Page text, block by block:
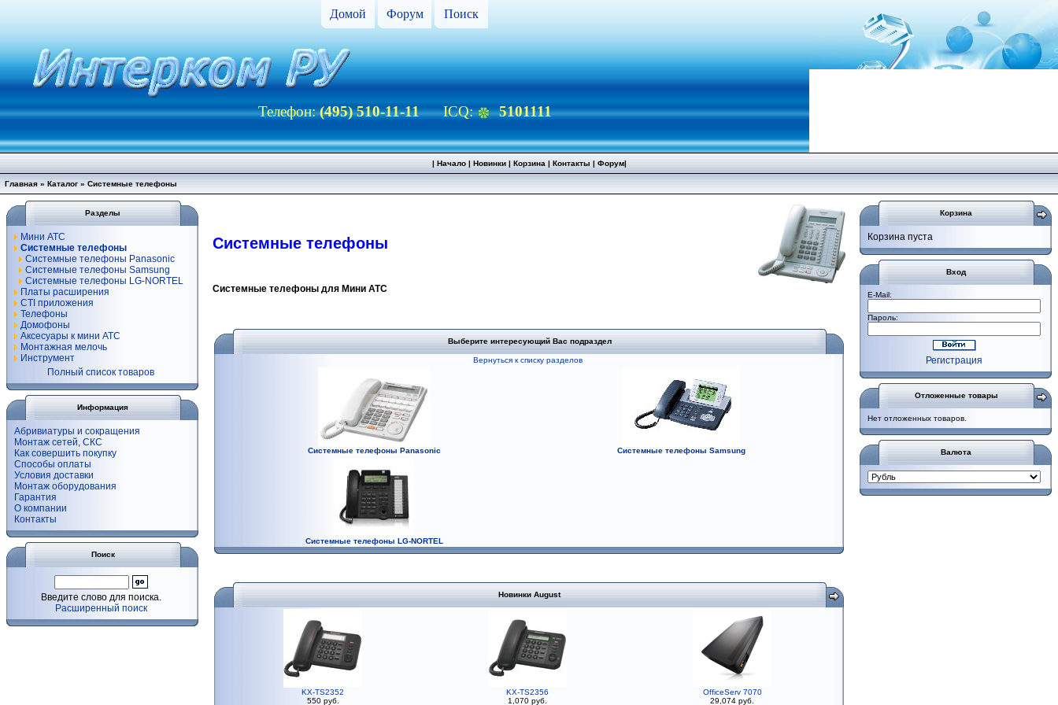
Домой Форум Поиск
Телефон:(495) 510-11-11ICQ: 5101111
| Начало| Новинки| Корзина | Контакты | Форум|
Главная » Каталог » Системные телефоны
Разделы
Мини АТС
Системные телефоны
Системные телефоны Panasonic
Системные телефоны Samsung
Системные телефоны LG-NORTEL
Платы расширения
CTI приложения
Телефоны
Домофоны
Аксесуары к мини АТС
Монтажная мелочь
Инструмент
Полный список товаров
Информация
Абривиатуры и сокращения
Монтаж сетей, СКС
Как совершить покупку
Способы оплаты
Условия доставки
Монтаж оборудования
Гарантия
О компании
Контакты
Поиск
Введите слово для поиска.
Расширенный поиск
Системные телефоны
Системные телефоны для Мини АТС
Выберите интересующий Вас подраздел
Вернуться к списку разделов
Системные телефоны Panasonic Системные телефоны Samsung
Системные телефоны LG-NORTEL
Новинки August
KX-TS2352
550 руб.
KX-TS2356
1,070 руб.
OfficeServ 7070
29,074 руб.
Корзина
Корзина пуста
Вход
E-Mail:
Пароль:
Регистрация
Отложенные товары
Нет отложенных товаров.
Валюта